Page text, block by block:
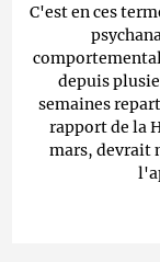
C'est en ces
depuis
semaines
rapport de la
mars, devrait